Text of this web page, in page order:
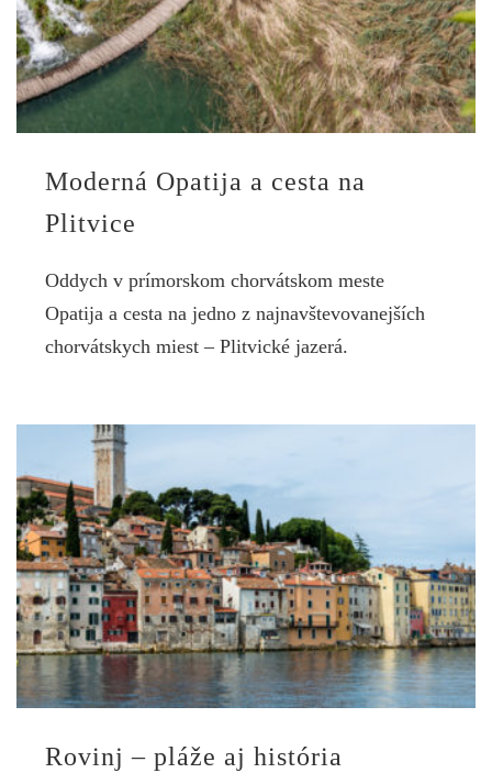
Moderná Opatija a cesta na
Plitvice
Oddych v prímorskom chorvátskom meste
Opatija a cesta na jedno z najnavštevovanejších
chorvátskych miest – Plitvické jazerá.
Rovinj – pláže aj história